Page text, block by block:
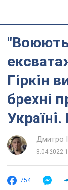
"Воюють
Гіркін
брехні
Україні.
Дмитро
8.04.2022
754